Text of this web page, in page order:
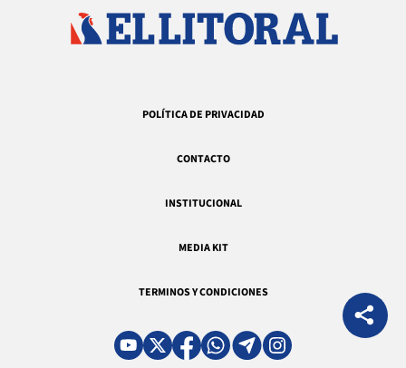
POLÍTICA DE PRIVACIDAD
CONTACTO
INSTITUCIONAL
MEDIA KIT
TERMINOS Y CONDICIONES